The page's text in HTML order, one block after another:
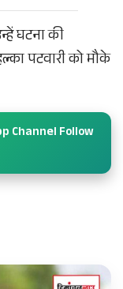
घटना की
पटवारी को मौके
Channel Follow